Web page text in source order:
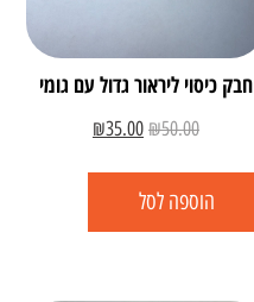
חבק כיסוי ליראור גדול עם גומי
₪50.00
₪35.00
הוספה לסל